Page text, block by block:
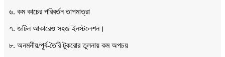
৬. কম কাচের পরিবর্তন তাপমাত্রা
৭. জটিল আকারেও সহজ ইনস্টলেশন।
৮. অনমনীয়/পূর্ব-তৈরি টুকরোর তুলনায় কম অপচয়